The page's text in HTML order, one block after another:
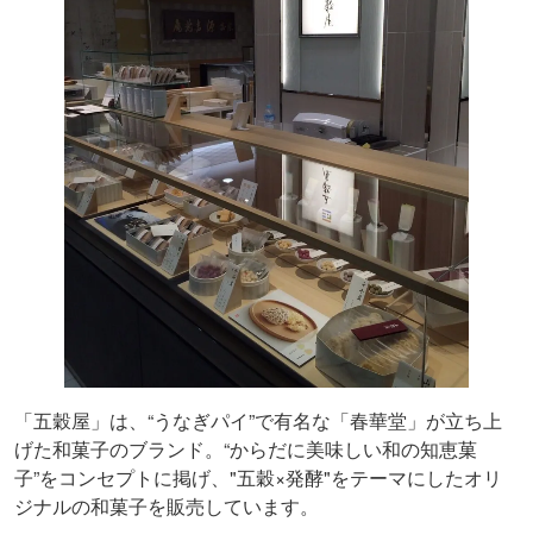
「五穀屋」は、“うなぎパイ”で有名な「春華堂」が立ち上
げた和菓子のブランド。“からだに美味しい和の知恵菓
子”をコンセプトに掲げ、"五穀×発酵"をテーマにしたオリ
ジナルの和菓子を販売しています。